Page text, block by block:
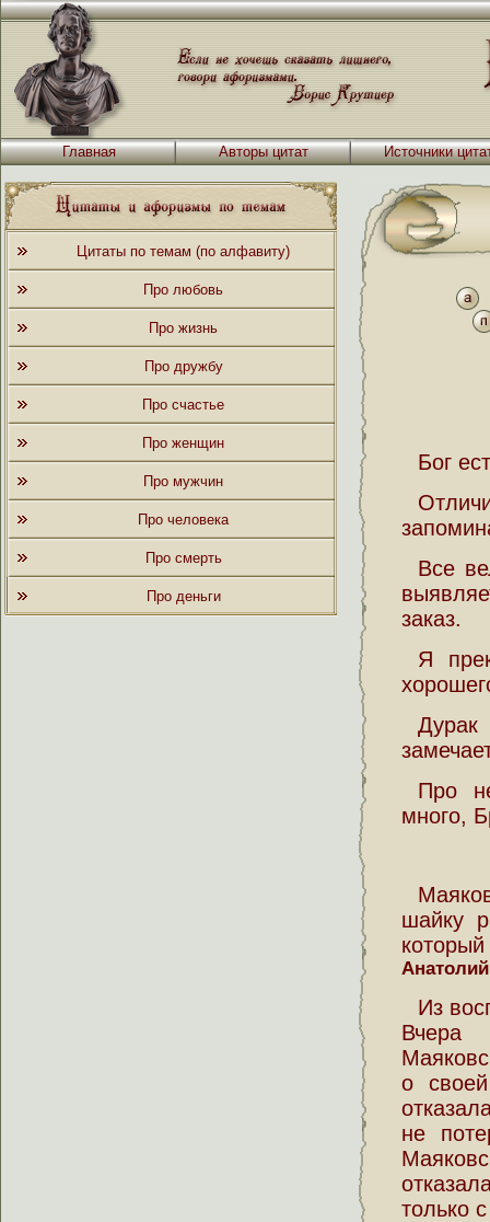
Главная Авторы цитат Источники
Цитаты по темам (по алфавиту)
Про любовь
Про жизнь
Про дружбу
Про счастье
Про женщин
Про мужчин
Про человека
Про смерть
Про деньги
Бог
Все
заказ.
Я
Про
много,
шайку
Из
Вчера
о
не
только